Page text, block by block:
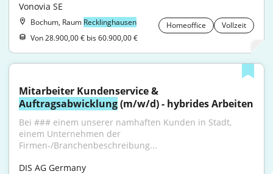
Vonovia SE
Bochum, Raum Recklinghausen Homeoffice
Vollzeit
Von 28.900,00 € bis 60.900,00 €
Auftragsabwicklung (m/w/d) - hybrides Arbeiten
Bei ### einem unserer namhaften Kunden in Stadt,
einem Unternehmen der
Firmen-/Branchenbeschreibung...
DIS AG Germany